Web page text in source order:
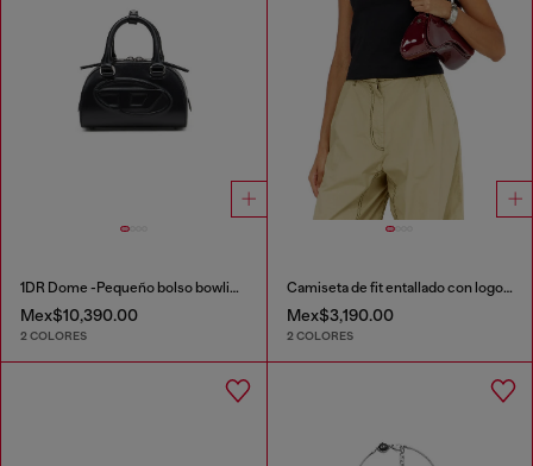
1DR Dome -Pequeño bolso bowling de cuero
Mex$10,390.00
2 COLORES
Camiseta de fit entallado con logotipo Oval D recortado
Mex$3,190.00
2 COLORES